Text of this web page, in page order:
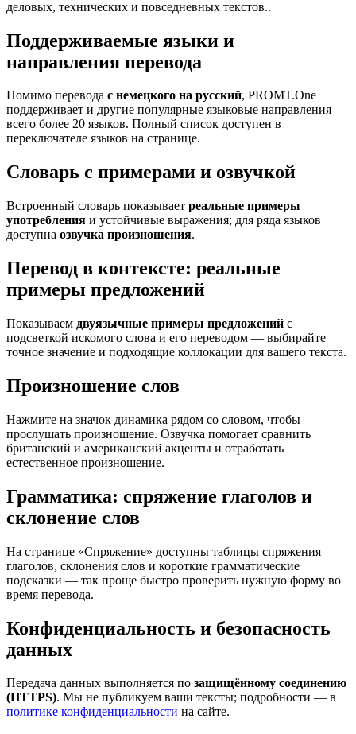
деловых, технических и повседневных текстов..
Поддерживаемые языки и
направления перевода
Помимо перевода с немецкого на русский, PROMT.One
поддерживает и другие популярные языковые направления —
всего более 20 языков. Полный список доступен в
переключателе языков на странице.
Словарь с примерами и озвучкой
Встроенный словарь показывает реальные примеры
употребления и устойчивые выражения; для ряда языков
доступна озвучка произношения.
Перевод в контексте: реальные
примеры предложений
Показываем двуязычные примеры предложений с
подсветкой искомого слова и его переводом — выбирайте
точное значение и подходящие коллокации для вашего текста.
Произношение слов
Нажмите на значок динамика рядом со словом, чтобы
прослушать произношение. Озвучка помогает сравнить
британский и американский акценты и отработать
естественное произношение.
Грамматика: спряжение глаголов и
склонение слов
На странице «Спряжение» доступны таблицы спряжения
глаголов, склонения слов и короткие грамматические
подсказки — так проще быстро проверить нужную форму во
время перевода.
Конфиденциальность и безопасность
данных
Передача данных выполняется по защищённому соединению
(HTTPS). Мы не публикуем ваши тексты; подробности — в
политике конфиденциальности на сайте.